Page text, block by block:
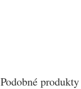
Podobné produkty